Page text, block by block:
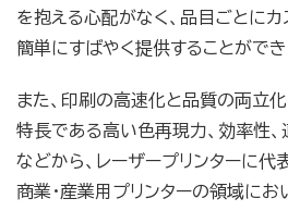
を抱える心配がなく、品目ごとに
簡単にすばやく提供することができ
また、印刷の高速化と品質の両立化
特長である高い色再現力、効率性
などから、レーザープリンターに代
商業・産業用プリンターの領域にお